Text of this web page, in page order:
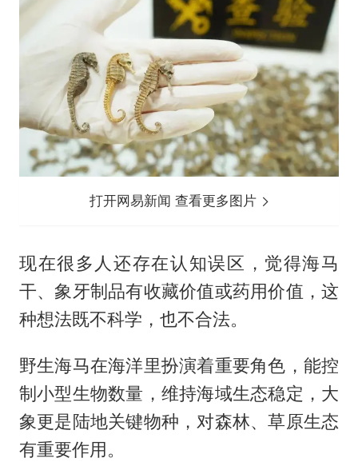
打开网易新闻 查看更多图片
现在很多人还存在认知误区，觉得海马
干、象牙制品有收藏价值或药用价值，这
种想法既不科学，也不合法。
野生海马在海洋里扮演着重要角色，能控
制小型生物数量，维持海域生态稳定，大
象更是陆地关键物种，对森林、草原生态
有重要作用。